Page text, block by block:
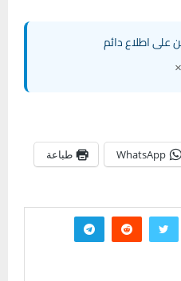
على اطلاع دائم
×
WhatsApp طباعة